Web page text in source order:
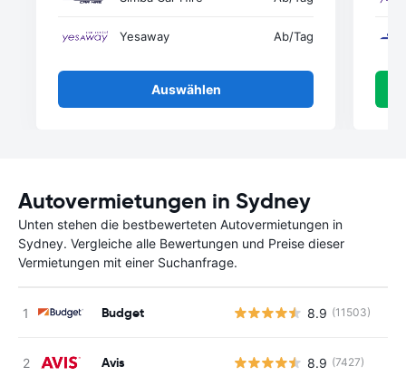
Yesaway Ab/Tag
Auswählen
Autovermietungen in Sydney
Unten stehen die bestbewerteten Autovermietungen in
Sydney. Vergleiche alle Bewertungen und Preise dieser
Vermietungen mit einer Suchanfrage.
Budget 8.9 (11503)
Avis 8.9 (7427)